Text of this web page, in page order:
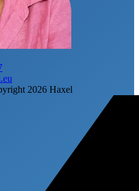
2026 Haxel